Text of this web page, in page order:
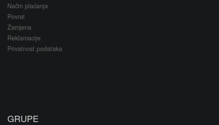
Način plaćanja
Povrat
Zamjena
Reklamacije
Privatnost podataka
GRUPE